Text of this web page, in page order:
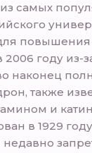
самых
2006 году
наконец
также
и
в 1929
недавно